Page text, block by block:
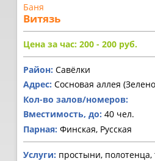
Баня
Витязь
Цена за час: 200 - 200 руб.
Район: Савёлки
Адрес: Сосновая аллея
Кол-во залов/номеров:
Вместимость, до: 40 чел.
Парная: Финская, Русская
Услуги: простыни, полотенца,